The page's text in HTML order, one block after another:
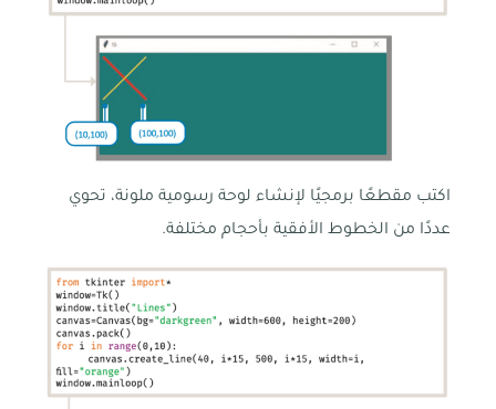
اكتب مقطعًا برمجيًا لإنشاء لوحة رسومية ملونة، تحوي
عددًا من الخطوط الأفقية بأحجام مختلفة.